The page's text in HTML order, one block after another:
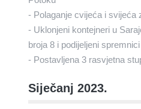
- Polaganje cvijeća i svijeća
- Uklonjeni kontejneri u
broja 8 i podijeljeni
- Postavljena 3 rasvjetna
Siječanj 2023.